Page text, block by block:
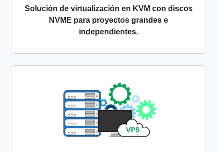
Solución de virtualización en KVM con discos
NVME para proyectos grandes e
independientes.